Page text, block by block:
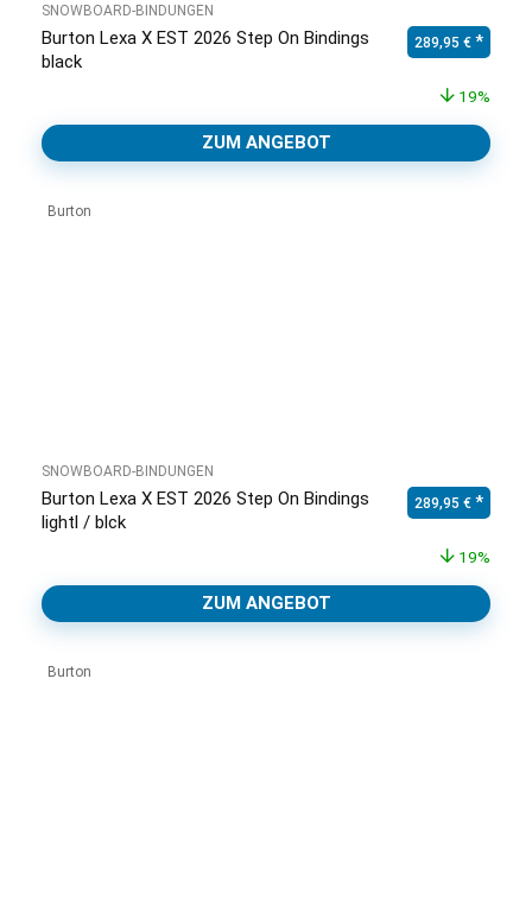
SNOWBOARD-BINDUNGEN
Burton Lexa X EST 2026 Step On Bindings
black
Ursprünglicher
289,95 €
19%
ZUM ANGEBOT
Burton
SNOWBOARD-BINDUNGEN
Burton Lexa X EST 2026 Step On Bindings
lightl / blck
Ursprünglicher
289,95 €
19%
ZUM ANGEBOT
Burton